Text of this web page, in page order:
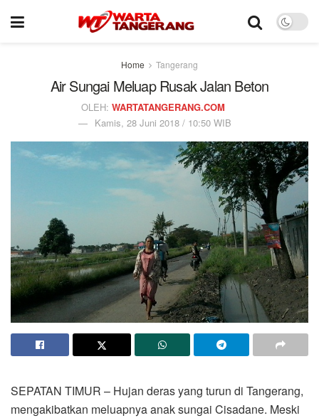
Home Tangerang
Air Sungai Meluap Rusak Jalan Beton
OLEH: WARTATANGERANG.COM
Kamis, 28 Juni 2018 / 10:50 WIB
SEPATAN TIMUR – Hujan deras yang turun di Tangerang,
mengakibatkan meluapnya anak sungai Cisadane. Meski